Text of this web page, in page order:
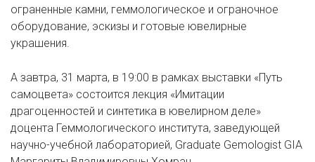
ограненные камни, геммологическое и ограночное
оборудование, эскизы и готовые ювелирные
украшения.
А завтра, 31 марта, в 19:00 в рамках выставки «Путь
самоцвета» состоится лекция «Имитации
драгоценностей и синтетика в ювелирном деле»
доцента Геммологического института, заведующей
научно-учебной лабораторией, Graduate Gemologist GIA